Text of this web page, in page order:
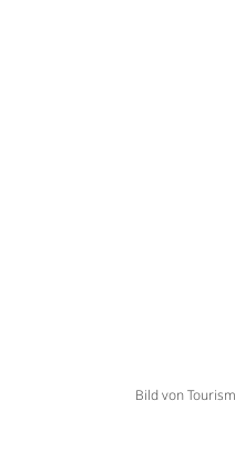
Bild von